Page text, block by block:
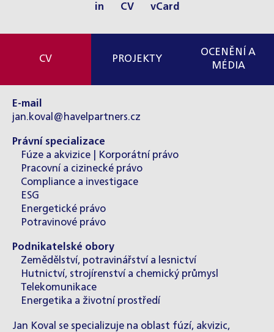
in CV vCard
CV PROJEKTY
OCENĚNÍ A
MÉDIA
E-mail
jan.koval@havelpartners.cz
Právní specializace
Fúze a akvizice | Korporátní právo
Pracovní a cizinecké právo
Compliance a investigace
ESG
Energetické právo
Potravinové právo
Podnikatelské obory
Zemědělství, potravinářství a lesnictví
Hutnictví, strojírenství a chemický průmysl
Telekomunikace
Energetika a životní prostředí
Jan Koval se specializuje na oblast fúzí, akvizic,